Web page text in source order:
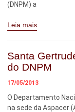
(DNPM) a
Leia mais
Santa
do DNPM
17/05/2013
O Departamento
na sede da Aspacer